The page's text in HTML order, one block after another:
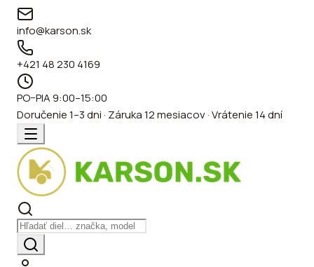
info@karson.sk
+421 48 230 4169
PO–PIA 9:00–15:00
Doručenie 1–3 dni · Záruka 12 mesiacov · Vrátenie 14 dní